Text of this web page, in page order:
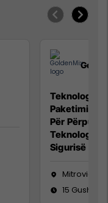
Teknolog/e
Paketimin e
Për
Teknolog/e
Sigurisë së
Mitrovicë
15 Gusht